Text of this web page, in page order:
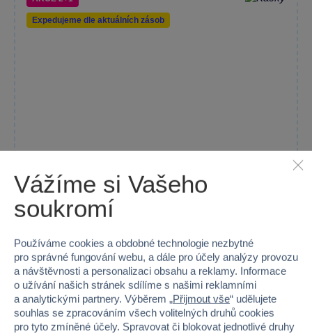
Expedujeme dle aktuálních zásob
Antistresová mačkací Obří Housenka 50 cm - více druhů
Antistresová mačkací housenka o délce 50 cm přináší zábavu a...
Skladem prodejny
299 Kč Do košíku
Vážíme si Vašeho
soukromí
Používáme cookies a obdobné technologie nezbytné
pro správné fungování webu, a dále pro účely analýzy provozu
a návštěvnosti a personalizaci obsahu a reklamy. Informace
o užívání našich stránek sdílíme s našimi reklamními
a analytickými partnery. Výběrem „Přijmout vše“ udělujete
souhlas se zpracováním všech volitelných druhů cookies
pro tyto zmíněné účely. Spravovat či blokovat jednotlivé druhy